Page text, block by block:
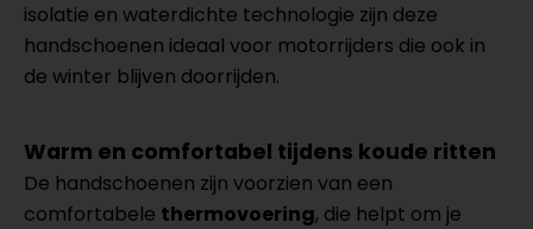
isolatie en waterdichte technologie zijn deze
handschoenen ideaal voor motorrijders die ook in
de winter blijven doorrijden.
Warm en comfortabel tijdens koude ritten
De handschoenen zijn voorzien van een
comfortabele thermovoering, die helpt om je